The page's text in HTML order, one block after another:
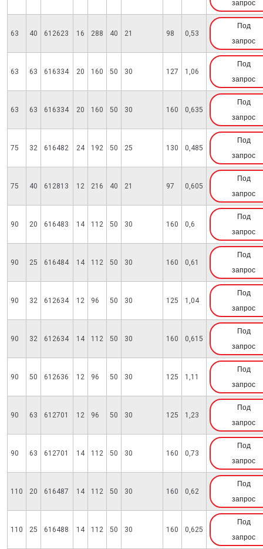
запрос
63 40 612623 16 288 40 21 98 0,53
Под
запрос
63 63 616334 20 160 50 30 127 1,06
Под
запрос
63 63 616334 20 160 50 30 160 0,635
Под
запрос
75 32 616482 24 192 50 25 130 0,485
Под
запрос
75 40 612813 12 216 40 21 97 0,605
Под
запрос
90 20 616483 14 112 50 30 160 0,6
Под
запрос
90 25 616484 14 112 50 30 160 0,61
Под
запрос
90 32 612634 12 96 50 30 125 1,04
Под
запрос
90 32 612634 14 112 50 30 160 0,615
Под
запрос
90 50 612636 12 96 50 30 125 1,11
Под
запрос
90 63 612701 12 96 50 30 125 1,23
Под
запрос
90 63 612701 14 112 50 30 160 0,73
Под
запрос
110 20 616487 14 112 50 30 160 0,62
Под
запрос
110 25 616488 14 112 50 30 160 0,625
Под
запрос